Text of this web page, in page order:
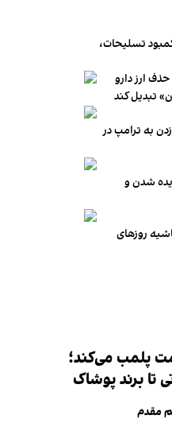
تسلیحات،
ارز دارو
به ترامپ در
شدن و
روزهای
پلمب می‌کند؛
تا برند پوشاک
مقدم